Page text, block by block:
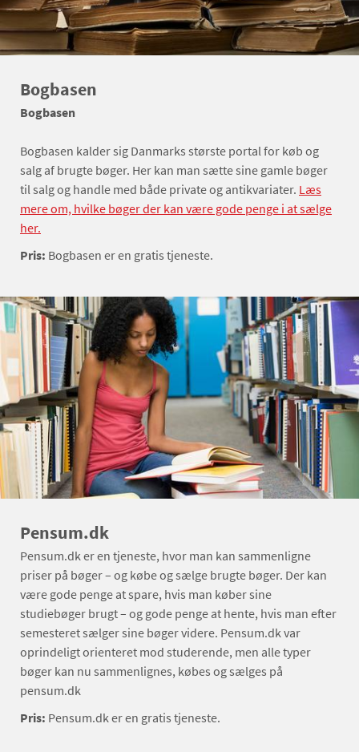
Bogbasen
Bogbasen
Bogbasen kalder sig Danmarks største portal for køb og
salg af brugte bøger. Her kan man sætte sine gamle bøger
til salg og handle med både private og antikvariater. Læs
mere om, hvilke bøger der kan være gode penge i at sælge
her.
Pris: Bogbasen er en gratis tjeneste.
Pensum.dk
Pensum.dk er en tjeneste, hvor man kan sammenligne
priser på bøger – og købe og sælge brugte bøger. Der kan
være gode penge at spare, hvis man køber sine
studiebøger brugt – og gode penge at hente, hvis man efter
semesteret sælger sine bøger videre. Pensum.dk var
oprindeligt orienteret mod studerende, men alle typer
bøger kan nu sammenlignes, købes og sælges på
pensum.dk
Pris: Pensum.dk er en gratis tjeneste.